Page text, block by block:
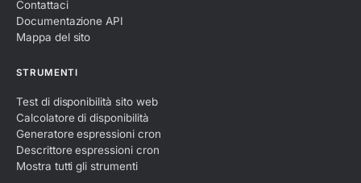
Contattaci
Documentazione API
Mappa del sito
STRUMENTI
Test di disponibilità sito web
Calcolatore di disponibilità
Generatore espressioni cron
Descrittore espressioni cron
Mostra tutti gli strumenti